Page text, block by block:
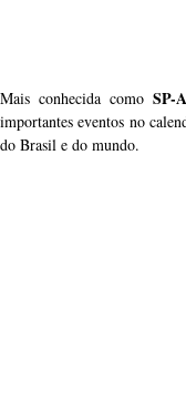
Mais conhecida comoSP-
importantes eventos no
do Brasil e do mundo.